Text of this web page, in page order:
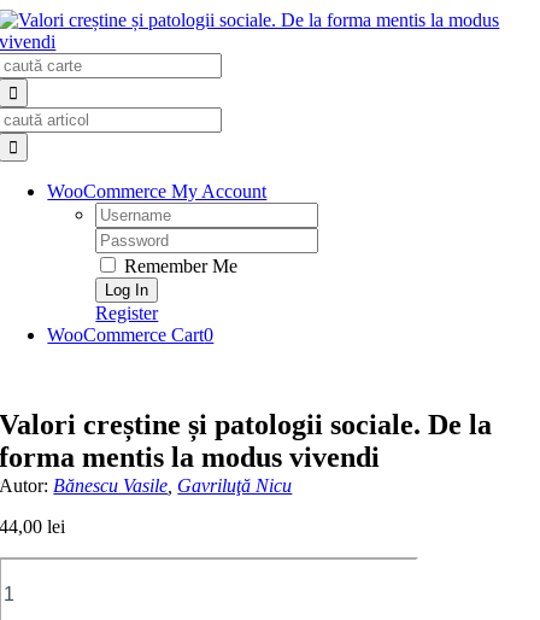
Skip
to
content
WooCommerce My Account
Username:
Password:
Remember Me
Register
WooCommerce Cart0
Valori creștine și patologii sociale. De la
forma mentis la modus vivendi
Autor: Bănescu Vasile Gavriluţă Nicu
44,00lei